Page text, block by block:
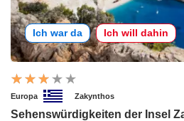
Ich war da Ich will dahin
Europa Zakynthos
Sehenswürdigkeiten der Insel